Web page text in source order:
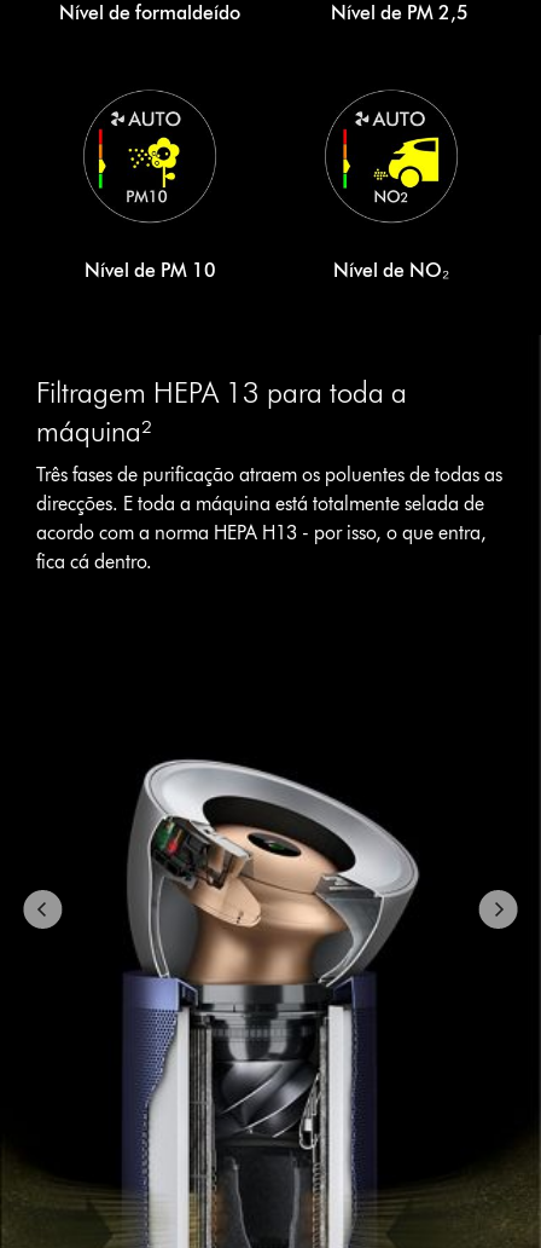
Nível de formaldeído Nível de PM 2,5
Nível de PM 10 Nível de NO₂
Filtragem HEPA 13 para toda a
máquina²
Três fases de purificação atraem os poluentes de todas as
direcções. E toda a máquina está totalmente selada de
acordo com a norma HEPA H13 - por isso, o que entra,
fica cá dentro.